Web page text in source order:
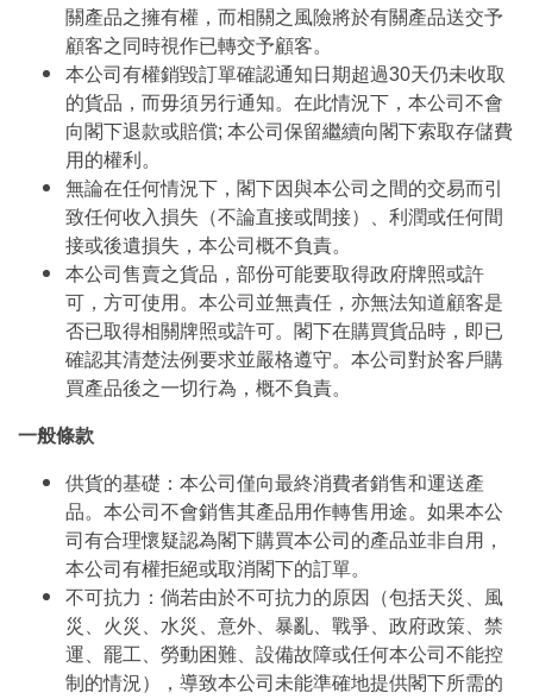
關產品之擁有權，而相關之風險將於有關產品送交予
顧客之同時視作已轉交予顧客。
本公司有權銷毀訂單確認通知日期超過30天仍未收取
的貨品，而毋須另行通知。在此情況下，本公司不會
向閣下退款或賠償; 本公司保留繼續向閣下索取存儲費
用的權利。
無論在任何情況下，閣下因與本公司之間的交易而引
致任何收入損失（不論直接或間接）、利潤或任何間
接或後遺損失，本公司概不負責。
本公司售賣之貨品，部份可能要取得政府牌照或許
可，方可使用。本公司並無責任，亦無法知道顧客是
否已取得相關牌照或許可。閣下在購買貨品時，即已
確認其清楚法例要求並嚴格遵守。本公司對於客戶購
買產品後之一切行為，概不負責。
一般條款
供貨的基礎：本公司僅向最終消費者銷售和運送產
品。本公司不會銷售其產品用作轉售用途。如果本公
司有合理懷疑認為閣下購買本公司的產品並非自用，
本公司有權拒絕或取消閣下的訂單。
不可抗力：倘若由於不可抗力的原因（包括天災、風
災、火災、水災、意外、暴亂、戰爭、政府政策、禁
運、罷工、勞動困難、設備故障或任何本公司不能控
制的情況），導致本公司未能準確地提供閣下所需的